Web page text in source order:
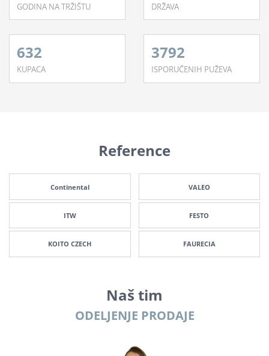
GODINA NA TRŽIŠTU DRŽAVA
632
KUPACA
3792
ISPORUČENIH PUŽEVA
Reference
Continental
ITW
KOITO CZECH
VALEO
FESTO
FAURECIA
Naš tim
ODELJENJE PRODAJE